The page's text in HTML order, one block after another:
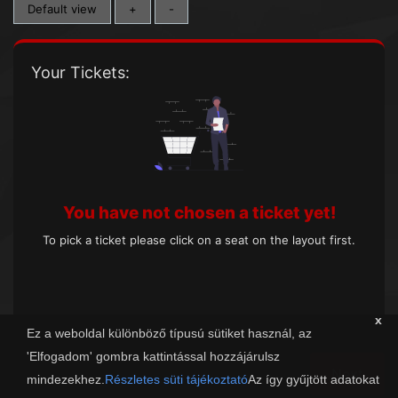
x
Ez a weboldal különböző típusú sütiket használ, az
'Elfogadom' gombra kattintással hozzájárulsz
mindezekhez. Részletes süti tájékoztatóAz így gyűjtött adatokat
Default view + -
Your Tickets:
You have not chosen a ticket yet!
To pick a ticket please click on a seat on the layout first.
Next